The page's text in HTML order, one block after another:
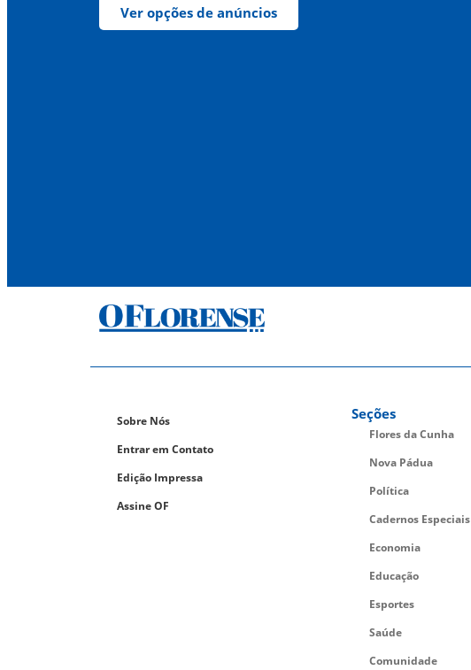
Ver opções de anúncios
Sobre Nós
Entrar em Contato
Edição Impressa
Assine OF
Seções
Flores da Cunha
Nova Pádua
Política
Cadernos Especiais
Economia
Educação
Esportes
Saúde
Comunidade